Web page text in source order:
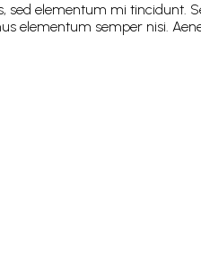
sed elementum mi tincidunt.
elementum semper nisi.